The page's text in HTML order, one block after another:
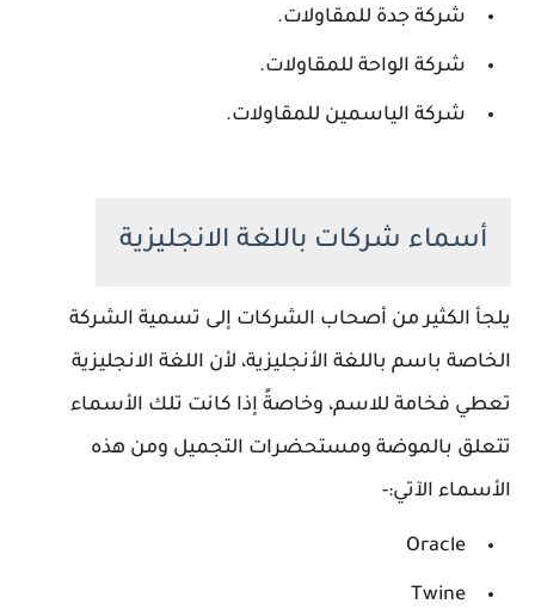
شركة جدة للمقاولات.
شركة الواحة للمقاولات.
شركة الياسمين للمقاولات.
أسماء شركات باللغة الانجليزية
يلجأ الكثير من أصحاب الشركات إلى تسمية الشركة
الخاصة باسم باللغة الأنجليزية، لأن اللغة الانجليزية
تعطي فخامة للاسم، وخاصةً إذا كانت تلك الأسماء
تتعلق بالموضة ومستحضرات التجميل ومن هذه
الأسماء الآتي:-
Oracle
Twine